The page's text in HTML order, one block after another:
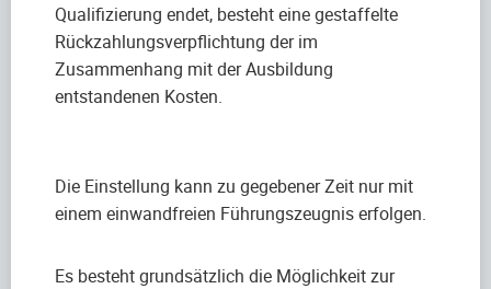
Qualifizierung endet, besteht eine gestaffelte
Rückzahlungsverpflichtung der im
Zusammenhang mit der Ausbildung
entstandenen Kosten.
Die Einstellung kann zu gegebener Zeit nur mit
einem einwandfreien Führungszeugnis erfolgen.
Es besteht grundsätzlich die Möglichkeit zur